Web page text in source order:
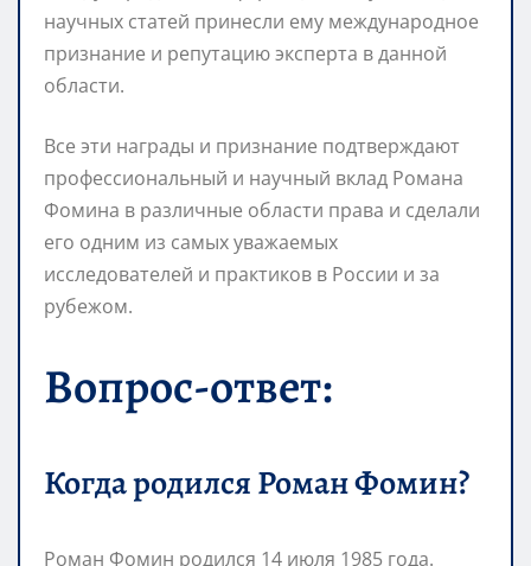
научных статей принесли ему международное
признание и репутацию эксперта в данной
области.
Все эти награды и признание подтверждают
профессиональный и научный вклад Романа
Фомина в различные области права и сделали
его одним из самых уважаемых
исследователей и практиков в России и за
рубежом.
Вопрос-ответ:
Когда родился Роман Фомин?
Роман Фомин родился 14 июля 1985 года.